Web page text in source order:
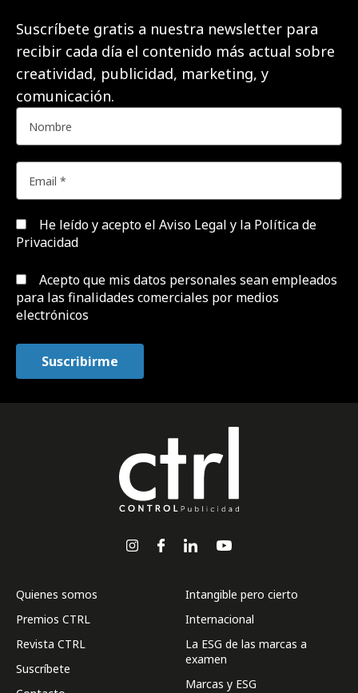
Suscríbete gratis a nuestra newsletter para
recibir cada día el contenido más actual sobre
creatividad, publicidad, marketing, y
comunicación.
He leído y acepto el Aviso Legal y la Política de
Privacidad
Acepto que mis datos personales sean empleados
para las finalidades comerciales por medios
electrónicos
Quienes somos
Premios CTRL
Revista CTRL
Suscríbete
Intangible pero cierto
Internacional
La ESG de las marcas a
examen
Marcas y ESG